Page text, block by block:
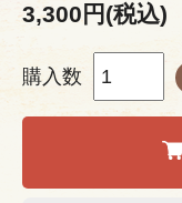
3,300円(税込)
購入数